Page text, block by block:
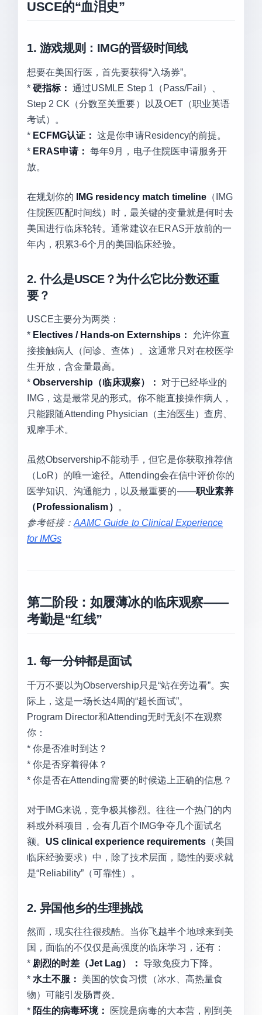
USCE的“血泪史”
1. 游戏规则：IMG的晋级时间线
想要在美国行医，首先要获得“入场券”。
*硬指标： 通过USMLE Step 1（Pass/Fail）、
Step 2 CK（分数至关重要）以及OET（职业英语
考试）。
* ECFMG认证： 这是你申请Residency的前提。
* ERAS申请： 每年9月，电子住院医申请服务开
放。
在规划你的 IMG residency match timeline （IMG
住院医匹配时间线）时，最关键的变量就是何时去
美国进行临床轮转。通常建议在ERAS开放前的一
年内，积累3-6个月的美国临床经验。
2. 什么是USCE？为什么它比分数还重
要？
USCE主要分为两类：
* Electives / Hands-on Externships：
允许你直
接接触病人（问诊、查体）。这通常只对在校医学
生开放，含金量最高。
*Observership（临床观察）：
对于已经毕业的
IMG，这是最常见的形式。你不能直接操作病人，
只能跟随Attending Physician（主治医生）查房、
观摩手术。
虽然Observership不能动手，但它是你获取推荐信
（LoR）的唯一途径。Attending会在信中评价你的
医学知识、沟通能力，以及最重要的——职业素养
（Professionalism）
。
参考链接：AAMC Guide to Clinical Experience
for IMGs
第二阶段：如履薄冰的临床观察——
考勤是“红线”
1. 每一分钟都是面试
千万不要以为Observership只是“站在旁边看”。实
际上，这是一场长达4周的“超长面试”。
Program Director和Attending无时无刻不在观察
你：
* 你是否准时到达？
* 你是否穿着得体？
* 你是否在Attending需要的时候递上正确的信息？
对于IMG来说，竞争极其惨烈。往往一个热门的内
科或外科项目，会有几百个IMG争夺几个面试名
额。 US clinical experience requirements （美国
临床经验要求）中，除了技术层面，隐性的要求就
是“Reliability”（可靠性）。
2. 异国他乡的生理挑战
然而，现实往往很残酷。当你飞越半个地球来到美
国，面临的不仅仅是高强度的临床学习，还有：
* 剧烈的时差（Jet Lag）： 导致免疫力下降。
* 水土不服：
美国的饮食习惯（冰水、高热量食
物）可能引发肠胃炎。
* 陌生的病毒环境： 医院是病毒的大本营，刚到美